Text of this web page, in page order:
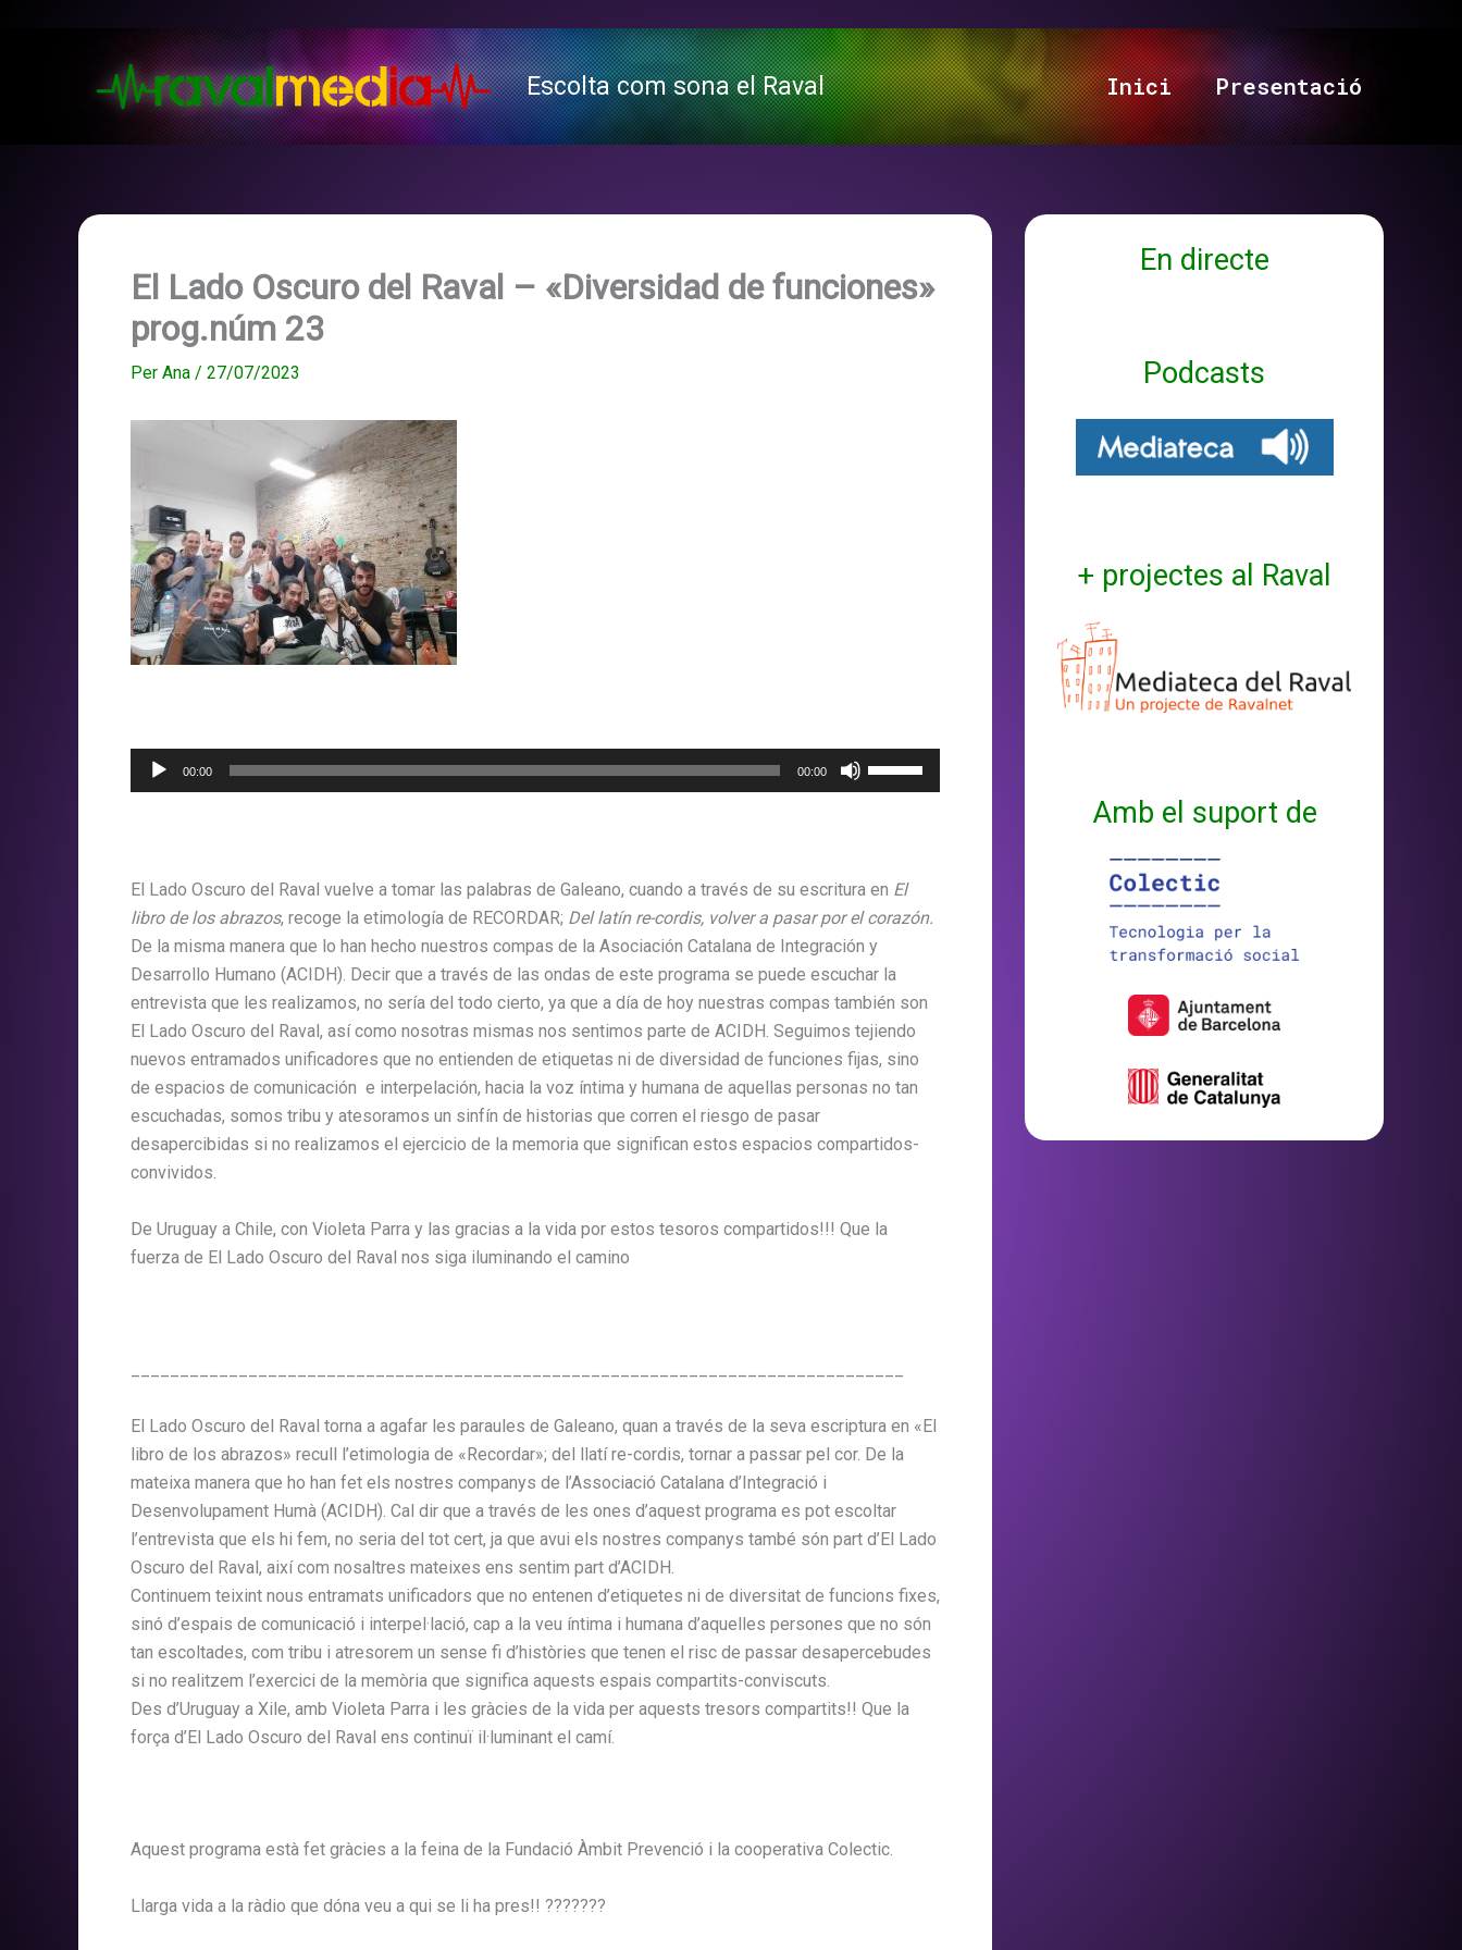
Escolta com sona el Raval Inici Presentació
El Lado Oscuro del Raval – «Diversidad de funciones»
prog.núm 23
Per Ana / 27/07/2023
Reproductor
d'àudio
00:00 00:00
servir
amunt/cap
a
incrementar
El Lado Oscuro del Raval vuelve a tomar las palabras de Galeano, cuando a través de su escritura en El
libro de los abrazos, recoge la etimología de RECORDAR; Del latín re-cordis, volver a pasar por el corazón.
De la misma manera que lo han hecho nuestros compas de la Asociación Catalana de Integración y
Desarrollo Humano (ACIDH). Decir que a través de las ondas de este programa se puede escuchar la
entrevista que les realizamos, no sería del todo cierto, ya que a día de hoy nuestras compas también son
El Lado Oscuro del Raval, así como nosotras mismas nos sentimos parte de ACIDH. Seguimos tejiendo
nuevos entramados unificadores que no entienden de etiquetas ni de diversidad de funciones fijas, sino
de espacios de comunicación e interpelación, hacia la voz íntima y humana de aquellas personas no tan
escuchadas, somos tribu y atesoramos un sinfín de historias que corren el riesgo de pasar
desapercibidas si no realizamos el ejercicio de la memoria que significan estos espacios compartidos-
convividos.
De Uruguay a Chile, con Violeta Parra y las gracias a la vida por estos tesoros compartidos!!! Que la
fuerza de El Lado Oscuro del Raval nos siga iluminando el camino
El Lado Oscuro del Raval torna a agafar les paraules de Galeano, quan a través de la seva escriptura en «El
libro de los abrazos» recull l’etimologia de «Recordar»; del llatíre-cordis, tornar a passar pel cor. De la
mateixa manera que ho han fet els nostres companys de l’Associació Catalana d’Integració i
Desenvolupament Humà (ACIDH). Cal dir que a través de les ones d’aquest programa es pot escoltar
l’entrevista que els hi fem, no seria del tot cert, ja que avui els nostres companys també són part d’El Lado
Oscuro del Raval, així com nosaltres mateixes ens sentim part d’ACIDH
Continuem teixint nous entramats unificadors que no entenen d’etiquetes ni de diversitat de funcions fixes,
sinó d’espais de comunicació i interpel·lació, cap a la veu íntima i humana d’aquelles persones que no són
tan escoltades, com tribu i atresorem un sense fi d’històries que tenen el risc de passar desapercebudes
si no realitzem l’exercici de la memòria que significa aquests espais compartits-conviscuts.
Des d’Uruguay a Xile, amb Violeta Parra i les gràcies de la vida per aquests tresors compartits!! Que la
força d’El Lado Oscuro del Raval ens continuï il·luminant el camí.
Aquest programa està fet gràcies a la feina de la Fundació Àmbit Prevenció i la cooperativa Colectic.
Llarga vida a la ràdio que dóna veu a qui se li ha pres!! ?️??????
En directe
Podcasts
+ projectes al Raval
Amb el suport de